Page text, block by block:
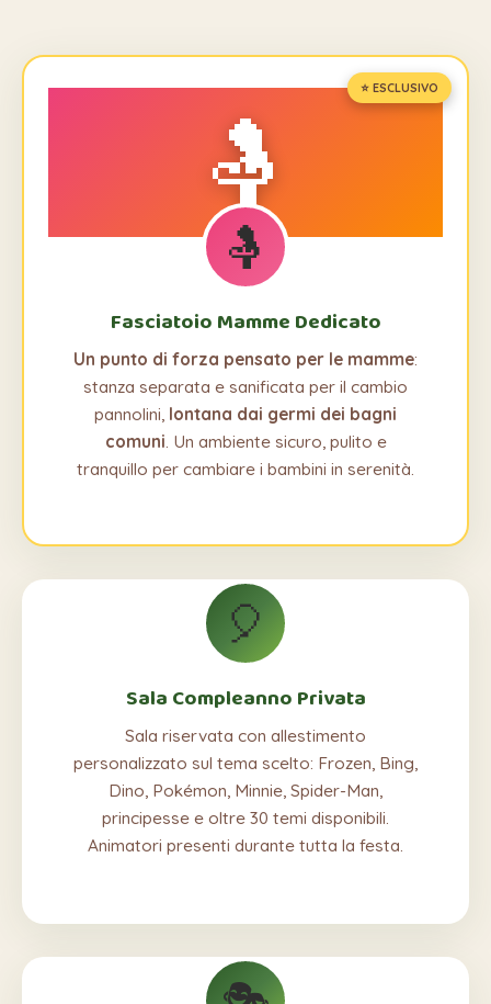
⭐ ESCLUSIVO
🤱
🤱
Fasciatoio Mamme Dedicato
Un punto di forza pensato per le mamme:
stanza separata e sanificata per il cambio
pannolini, lontana dai germi dei bagni
comuni. Un ambiente sicuro, pulito e
tranquillo per cambiare i bambini in serenità.
🎈
Sala Compleanno Privata
Sala riservata con allestimento
personalizzato sul tema scelto: Frozen, Bing,
Dino, Pokémon, Minnie, Spider-Man,
principesse e oltre 30 temi disponibili.
Animatori presenti durante tutta la festa.